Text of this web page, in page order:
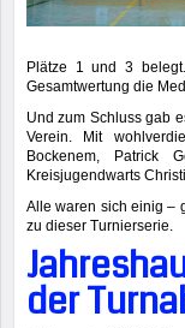
Plätze 1 und 3
Gesamtwertung die
Und zum Schluss gab
Verein. Mit
Bockenem, Patrick
Kreisjugendwarts
Alle waren sich einig –
zu dieser Turnierserie.
der